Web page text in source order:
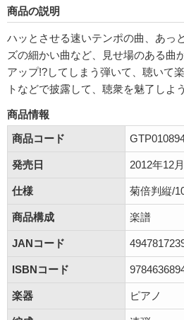
商品の説明
ハッとさせる速いテンポの曲、あっ
ズの細かい曲など、見せ場のある曲
アップ!?してしまう弾いて、聴いて
トなどで披露して、聴衆を魅了しよ
商品情報
商品コード
発売日 2012年12
仕様 菊倍判縦/
商品構成 楽譜
JANコード
ISBNコード
楽器 ピアノ